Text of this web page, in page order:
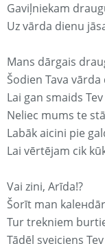
Gaviļniekam
Uz vārda dienu
Mans dārgais
Šodien Tava vārda
Lai gan smaids
Neliec mums te
Labāk aicini pie
Lai vērtējam cik
Vai zini, Arīda!?
Šorīt man
Tur trekniem
Tādēļ sveiciens